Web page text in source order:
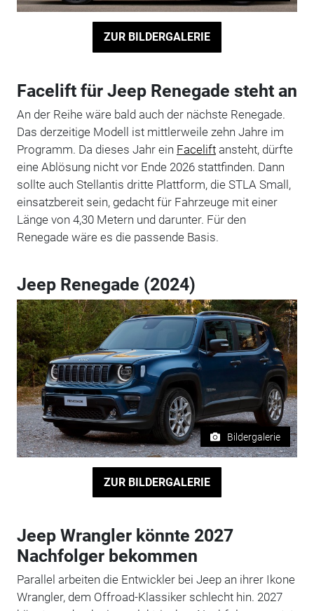
ZUR BILDERGALERIE
Facelift für Jeep Renegade steht an
An der Reihe wäre bald auch der nächste Renegade.
Das derzeitige Modell ist mittlerweile zehn Jahre im
Programm. Da dieses Jahr ein Faceliftansteht, dürfte
eine Ablösung nicht vor Ende 2026 stattfinden. Dann
sollte auch Stellantis dritte Plattform, die STLA Small,
einsatzbereit sein, gedacht für Fahrzeuge mit einer
Länge von 4,30 Metern und darunter. Für den
Renegade wäre es die passende Basis.
Jeep Renegade (2024)
Bildergalerie
ZUR BILDERGALERIE
Jeep Wrangler könnte 2027
Nachfolger bekommen
Parallel arbeiten die Entwickler bei Jeep an ihrer Ikone
Wrangler, dem Offroad-Klassiker schlecht hin. 2027